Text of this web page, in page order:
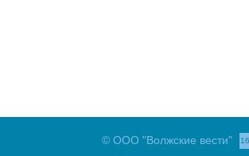
© ООО "Волжские вести"